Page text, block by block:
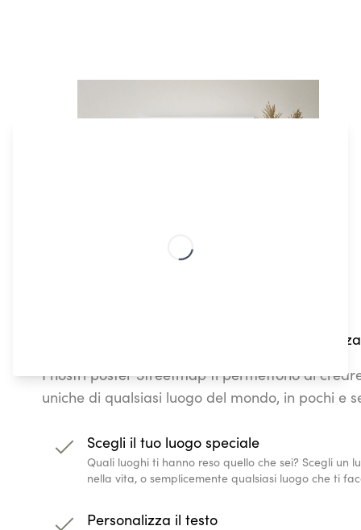
Come creare un poster Street Map
I nostri poster Streetmap ti permettono di
uniche di qualsiasi luogo del mondo, in pochi e
Scegli il tuo luogo speciale
Quali luoghi ti hanno reso quello che sei? Scegli un
nella vita, o semplicemente qualsiasi luogo che ti
Personalizza il testo